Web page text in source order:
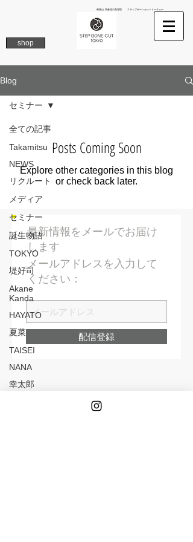
南青山 表参道の美容院 ステップボーンカットトーキョー
shop
Blog
全ての記事
Takamitsu
NEWS
リクルート
メディア
セミナー
誕生物語
TOKYO
堤好司
Akane
Kanda
HAYATO
夏菜
TAISEI
NANA
幸太郎
セミナー
Posts Coming Soon
Explore other categories in this blog
or check back later.
最新情報をメールでお届け
します
メールアドレスを入力して
ください：
配信登録